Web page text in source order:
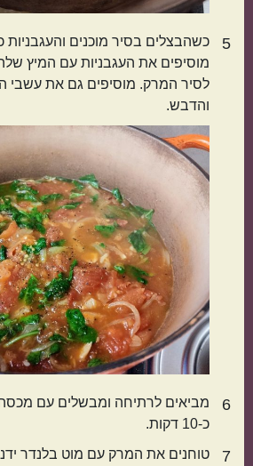
5
כשהבצלים בסיר מוכנים והעגבניות
מוסיפים את העגבניות עם המיץ
לסיר המרק. מוסיפים גם את עשבי
והדבש.
6
מביאים לרתיחה ומבשלים עם
כ-10 דקות.
7
טוחנים את המרק עם מוט בלנדר